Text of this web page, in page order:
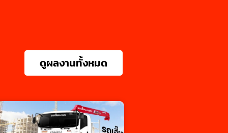
ดูผลงานทั้งหมด